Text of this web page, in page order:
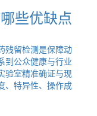
些优缺点
残留检测是保障动
到公众健康与行业
验室精准确证与现
、特异性、操作成